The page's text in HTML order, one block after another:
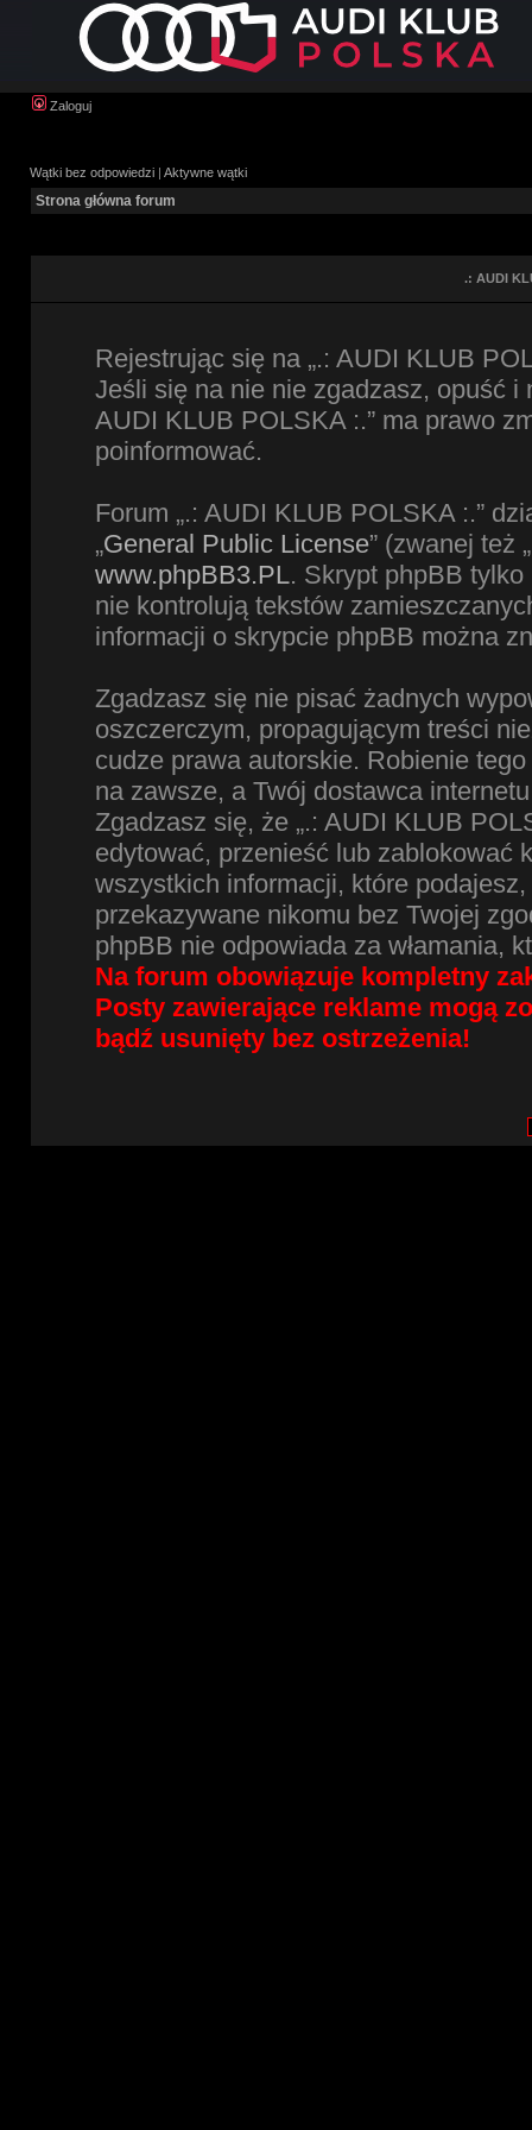
Zaloguj
Wątki bez odpowiedzi | Aktywne wątki
Strona główna forum
.: AUDI
Rejestrując się na „.: AUDI KLUB
Jeśli się na nie nie zgadzasz, opuść i
AUDI KLUB POLSKA :.” ma prawo
poinformować.
Forum „.: AUDI KLUB POLSKA :.”
„General Public License” (zwanej też
www.phpBB3.PL. Skrypt phpBB tylko
nie kontrolują tekstów
informacji o skrypcie phpBB można
Zgadzasz się nie pisać żadnych
oszczerczym, propagującym treści
cudze prawa autorskie. Robienie
na zawsze, a Twój dostawca
Zgadzasz się, że „.: AUDI KLUB
edytować, przenieść lub zablokować
wszystkich informacji, które
przekazywane nikomu bez Twojej
phpBB nie odpowiada za włamania,
Na forum obowiązuje kompletny
Posty zawierające reklame mogą
bądź usunięty bez ostrzeżenia!